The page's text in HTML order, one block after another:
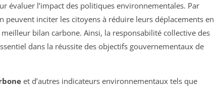
évaluer l’impact des politiques environnementales. Par
peuvent inciter les citoyens à réduire leurs déplacements en
bilan carbone. Ainsi, la responsabilité collective des
dans la réussite des objectifs gouvernementaux de
et d’autres indicateurs environnementaux tels que